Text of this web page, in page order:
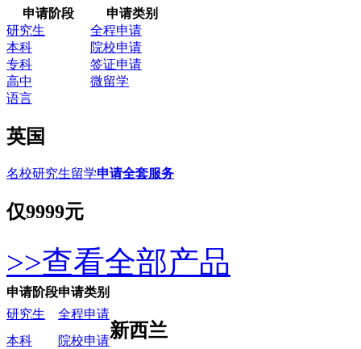
申请阶段
申请类别
研究生
全程申请
本科
院校申请
专科
签证申请
高中
微留学
语言
英国
名校研究生留学申请全套服务
仅9999元
>>查看全部产品
申请阶段申请类别
研究生
全程申请
新西兰
本科
院校申请